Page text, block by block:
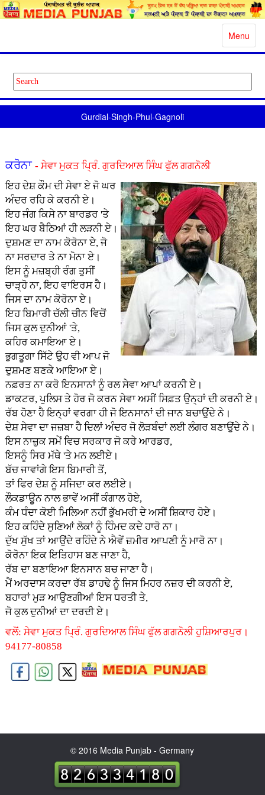
Toggle
Menu
Gurdial-Singh-Phul-Gagnoli
ਕਰੋਨਾ - ਸੇਵਾ ਮੁਕਤ ਪ੍ਰਿੰ. ਗੁਰਦਿਆਲ ਸਿੰਘ ਫੁੱਲ ਗਗਨੋਲੀ
ਇਹ ਦੇਸ਼ ਕੌਮ ਦੀ ਸੇਵਾ ਏ ਜੋ ਘਰ
ਅੰਦਰ ਰਹਿ ਕੇ ਕਰਨੀ ਏ।
ਇਹ ਜੰਗ ਕਿਸੇ ਨਾ ਬਾਰਡਰ 'ਤੇ
ਇਹ ਘਰ ਬੈਠਿਆਂ ਹੀ ਲੜਨੀ ਏ।
ਦੁਸ਼ਮਣ ਦਾ ਨਾਮ ਕੋਰੋਨਾ ਏ, ਜੋ
ਨਾ ਸਰਦਾਰ ਤੇ ਨਾ ਮੋਨਾ ਏ।
ਇਸ ਨੂੰ ਮਜ਼ਬ੍ਹੀ ਰੰਗ ਤੁਸੀਂ
ਚਾੜ੍ਹੋ ਨਾ, ਇਹ ਵਾਇਰਸ ਹੈ।
ਜਿਸ ਦਾ ਨਾਮ ਕੋਰੋਨਾ ਏ।
ਇਹ ਬਿਮਾਰੀ ਚੱਲੀ ਚੀਨ ਵਿਚੋਂ
ਜਿਸ ਕੁਲ ਦੁਨੀਆਂ 'ਤੇ,
ਕਹਿਰ ਕਮਾਇਆ ਏ।
ਭੁਗਤੂਗਾ ਸਿੱਟੇ ਉਹ ਵੀ ਆਪ ਜੋ
ਦੁਸ਼ਮਣ ਬਣਕੇ ਆਇਆ ਏ।
ਨਫ਼ਰਤ ਨਾ ਕਰੋ ਇਨਸਾਨਾਂ ਨੂੰ ਰਲ ਸੇਵਾ ਆਪਾਂ ਕਰਨੀ ਏ।
ਡਾਕਟਰ, ਪੁਲਿਸ ਤੇ ਹੋਰ ਜੋ ਕਰਨ ਸੇਵਾ ਅਸੀਂ ਸਿਫ਼ਤ ਉਨ੍ਹਾਂ ਦੀ ਕਰਨੀ ਏ।
ਰੱਬ ਹੋਣਾ ਹੈ ਇਨ੍ਹਾਂ ਵਰਗਾ ਹੀ ਜੋ ਇਨਸਾਨਾਂ ਦੀ ਜਾਨ ਬਚਾਉਂਦੇ ਨੇ।
ਦੇਸ਼ ਸੇਵਾ ਦਾ ਜਜ਼ਬਾ ਹੈ ਦਿਲਾਂ ਅੰਦਰ ਜੋ ਲੋੜਬੰਦਾਂ ਲਈ ਲੰਗਰ ਬਣਾਉਂਦੇ ਨੇ।
ਇਸ ਨਾਜ਼ੁਕ ਸਮੇਂ ਵਿਚ ਸਰਕਾਰ ਜੋ ਕਰੇ ਆਰਡਰ,
ਇਸਨੂੰ ਸਿਰ ਮੱਥੇ 'ਤੇ ਮਨ ਲਈਏ।
ਬੱਚ ਜਾਵਾਂਗੇ ਇਸ ਬਿਮਾਰੀ ਤੋਂ,
ਤਾਂ ਫਿਰ ਦੇਸ਼ ਨੂੰ ਸਜਿਦਾ ਕਰ ਲਈਏ।
ਲੌਕਡਾਊਨ ਨਾਲ ਭਾਵੇਂ ਅਸੀਂ ਕੰਗਾਲ ਹੋਏ,
ਕੰਮ ਧੰਦਾ ਕੋਈ ਮਿਲਿਆ ਨਹੀਂ ਭੁੱਖਮਰੀ ਦੇ ਅਸੀਂ ਸ਼ਿਕਾਰ ਹੋਏ।
ਇਹ ਕਹਿੰਦੇ ਸੁਣਿਆਂ ਲੋਕਾਂ ਨੂੰ ਹਿੰਮਦ ਕਦੇ ਹਾਰੋ ਨਾ।
ਦੁੱਖ ਸੁੱਖ ਤਾਂ ਆਉਂਦੇ ਰਹਿੰਦੇ ਨੇ ਐਵੇਂ ਜ਼ਮੀਰ ਆਪਣੀ ਨੂੰ ਮਾਰੋ ਨਾ।
ਕੋਰੋਨਾ ਇਕ ਇਤਿਹਾਸ ਬਣ ਜਾਣਾ ਹੈ,
ਰੱਬ ਦਾ ਬਣਾਇਆ ਇਨਸਾਨ ਬਚ ਜਾਣਾ ਹੈ।
ਮੈਂ ਅਰਦਾਸ ਕਰਦਾ ਰੱਬ ਡਾਹਢੇ ਨੂੰ ਜਿਸ ਮਿਹਰ ਨਜ਼ਰ ਦੀ ਕਰਨੀ ਏ,
ਬਹਾਰਾਂ ਮੁੜ ਆਉਣਗੀਆਂ ਇਸ ਧਰਤੀ ਤੇ,
ਜੋ ਕੁਲ ਦੁਨੀਆਂ ਦਾ ਦਰਦੀ ਏ।
ਵਲੋਂ: ਸੇਵਾ ਮੁਕਤ ਪ੍ਰਿੰ. ਗੁਰਦਿਆਲ ਸਿੰਘ ਫੁੱਲ ਗਗਨੋਲੀ ਹੁਸ਼ਿਆਰਪੁਰ।
94177-80858
© 2016 Media Punjab - Germany